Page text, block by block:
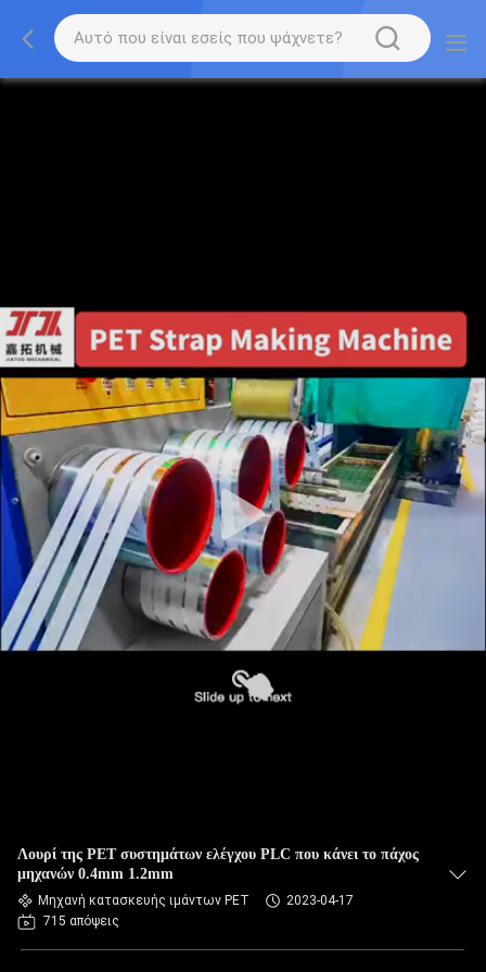
Λουρί της PET συστημάτων ελέγχου PLC που κάνει το πάχος
μηχανών 0.4mm 1.2mm
Μηχανή κατασκευής ιμάντων PET
2023-04-17
715 απόψεις